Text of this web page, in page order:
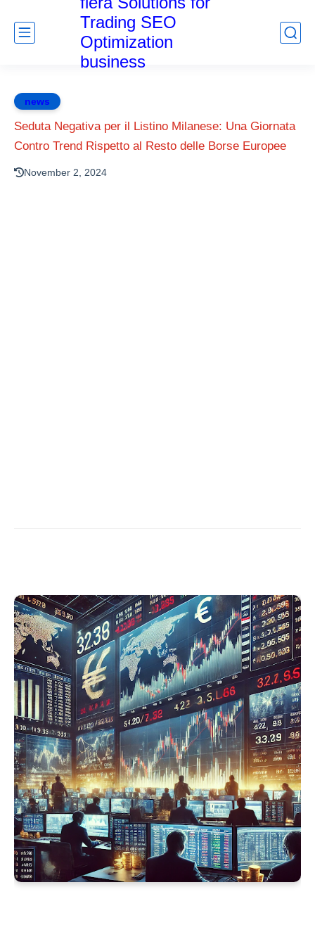
Trading SEO
Optimization
business
news
Seduta Negativa per il Listino Milanese: Una Giornata
Contro Trend Rispetto al Resto delle Borse Europee
November 2, 2024